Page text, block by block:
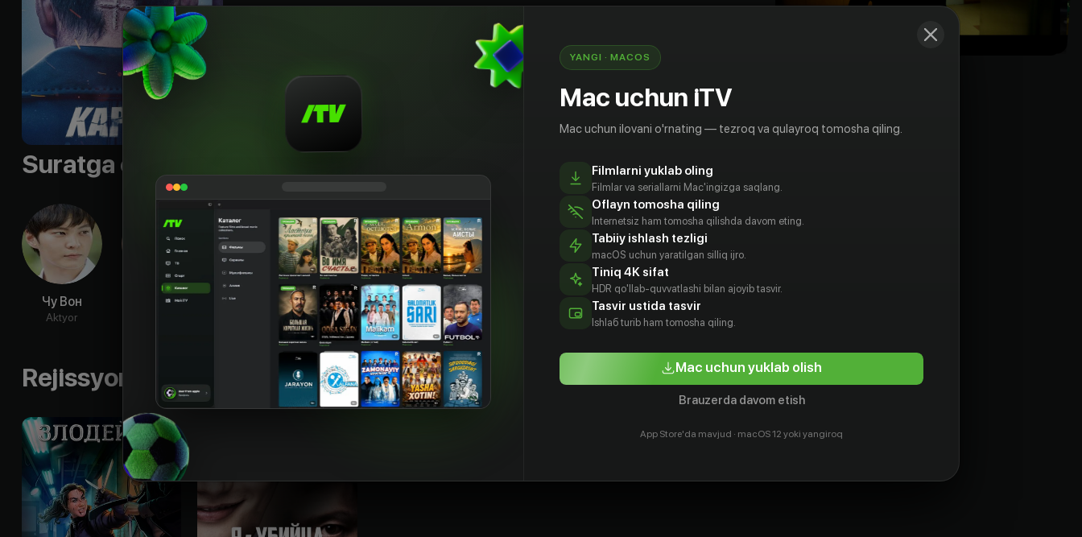
Suratga olish guruhi
Чу Вон
Aktyor
Ли Сон-джэ Чон Джэ-ён Ким Бо-мин
Aktyor
Чон Бён-гиль
Rejissyor
Чон Бён-гиль
Prodyuser
Чон Бён-щик
Prodyuser
Rejissyorning boshqa ishlari
YANGI · MACOS
Mac uchun iTV
Mac uchun ilovani o'rnating — tezroq va qulayroq tomosha qiling.
Filmlarni yuklab oling
Filmlar va seriallarni Mac'ingizga saqlang.
Oflayn tomosha qiling
Internetsiz ham tomosha qilishda davom eting.
Tabiiy ishlash tezligi
macOS uchun yaratilgan silliq ijro.
Tiniq 4K sifat
HDR qo'llab-quvvatlashi bilan ajoyib tasvir.
Tasvir ustida tasvir
Ishlаб turib ham tomosha qiling.
Mac uchun yuklab olish
Brauzerda davom etish
App Store'da mavjud · macOS 12 yoki yangiroq